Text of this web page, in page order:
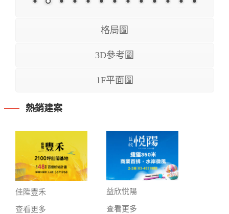
熱銷建案
佳陞豐禾
查看更多
益欣悅陽
查看更多
格局圖
3D參考圖
1F平面圖